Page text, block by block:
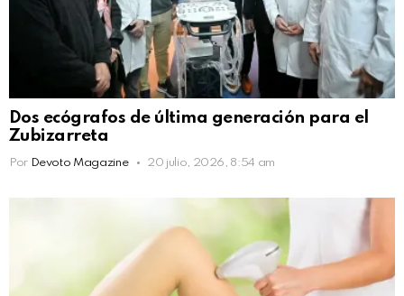
Dos ecógrafos de última generación para el
Zubizarreta
Por Devoto Magazine 20 julio, 2026, 8:54 am